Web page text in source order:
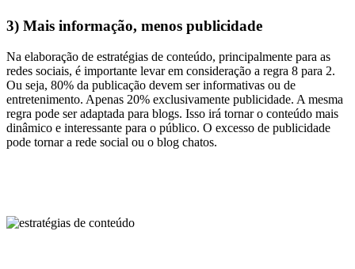
3) Mais informação, menos publicidade
Na elaboração de estratégias de conteúdo, principalmente para as
redes sociais, é importante levar em consideração a regra 8 para 2.
Ou seja, 80% da publicação devem ser informativas ou de
entretenimento. Apenas 20% exclusivamente publicidade. A mesma
regra pode ser adaptada para blogs. Isso irá tornar o conteúdo mais
dinâmico e interessante para o público. O excesso de publicidade
pode tornar a rede social ou o blog chatos.